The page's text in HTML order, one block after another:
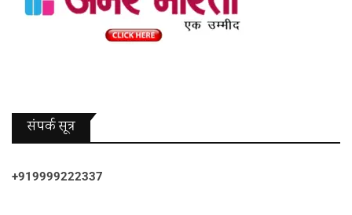
संपर्क सूत्र
+919999222337